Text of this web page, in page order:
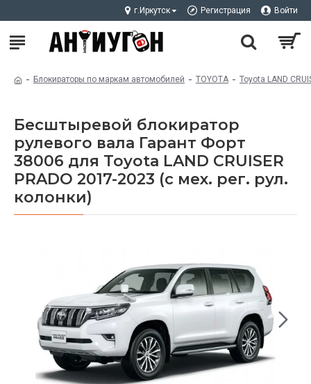
г.Иркутск Регистрация Войти
Блокираторы по маркам автомобилей TOYOTA Toyota LAND
Бесштыревой блокиратор
рулевого вала Гарант Форт
38006 для Toyota LAND CRUISER
PRADO 2017-2023 (с мех. рег. рул.
колонки)